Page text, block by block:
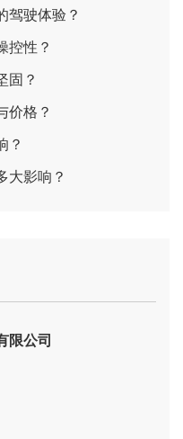
驾驶体验？
控性？
固？
价格？
？
大影响？
限公司